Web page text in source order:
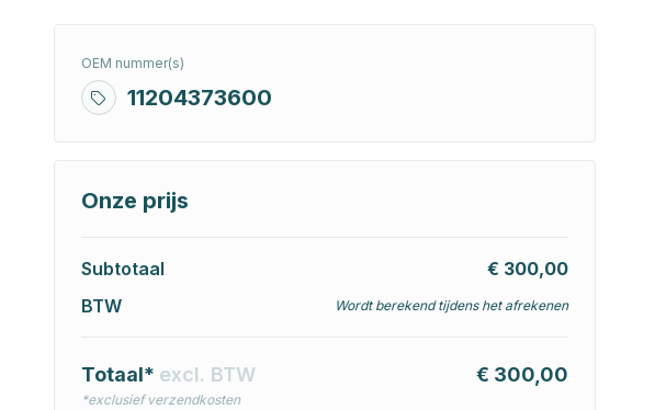
OEM nummer(s)
11204373600
Onze prijs
Subtotaal
€ 300,00
BTW
Wordt berekend tijdens het afrekenen
Totaal* excl. BTW
*exclusief verzendkosten
€ 300,00